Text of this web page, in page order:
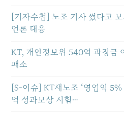
[기자수첩] 노조 기사 썼다고
언론 대응
KT, 개인정보위 540억 과징금
패소
[S-이슈] KT새노조 ‘영업익
억 성과보상 시험…